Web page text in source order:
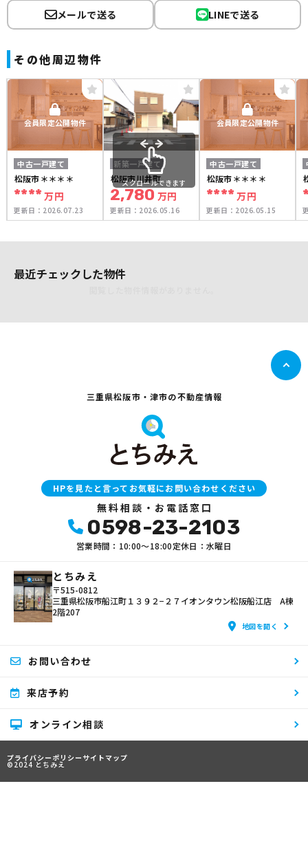
メールで送る LINEで送る
その他周辺物件
会員限定公開物件
中古一戸建て
松阪市＊＊＊＊
****万円
更新日： 2026.07.23
新築一戸建て
松阪市川井町
2,780 万円
更新日： 2026.05.16
会員限定公開物件
中古一戸建て
松阪市＊＊＊＊
****万円
更新日： 2026.05.15
スクロールできます
最近チェックした物件
三重県松阪市・津市の不動産情報
HPを見たと言ってお気軽にお問い合わせください
無料相談・お電話窓口
0598-23-2103
営業時間：10:00〜18:00定休日：水曜日
とちみえ
〒515-0812
三重県松阪市船江町１３９２−２７イオンタウン松阪船江店 A棟
2階207
地図を開く
お問い合わせ
来店予約
オンライン相談
プライバシーポリシー サイトマップ
©2024 とちみえ